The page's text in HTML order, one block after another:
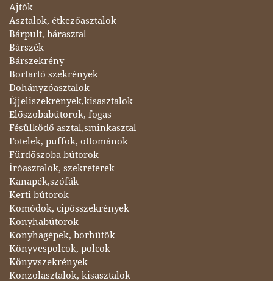
Ajtók
Asztalok, étkezőasztalok
Bárpult, bárasztal
Bárszék
Bárszekrény
Bortartó szekrények
Dohányzóasztalok
Éjjeliszekrények,kisasztalok
Előszobabútorok, fogas
Fésülködő asztal,sminkasztal
Fotelek, puffok, ottománok
Fürdőszoba bútorok
Íróasztalok, szekreterek
Kanapék,szófák
Kerti bútorok
Komódok, cipősszekrények
Konyhabútorok
Konyhagépek, borhűtők
Könyvespolcok, polcok
Könyvszekrények
Konzolasztalok, kisasztalok